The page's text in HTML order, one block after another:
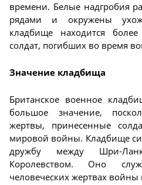
времени. Белые надгробия
рядами и окружены
кладбище находится
солдат, погибших во время
Значение кладбища
Британское военное
большое значение,
жертвы, принесенные
мировой войны. Кладбище
дружбу между Шри-
Королевством. Оно
человеческих жертвах